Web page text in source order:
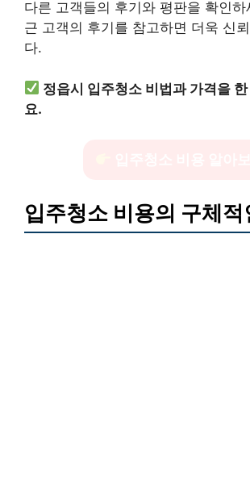
다른 고객들의 후기와 평판을 확인하
근 고객의 후기를 참고하면 더욱 신
다.
정읍시 입주청소 비법과 가격을
요.
입주청소 비용의 구체적